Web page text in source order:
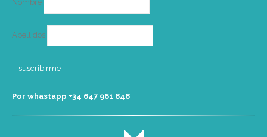
Nombre
Apellidos
Por whastapp +34 ‭647 961 848‬